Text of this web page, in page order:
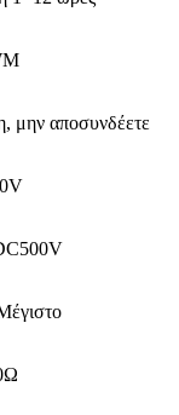
μην αποσυνδέετε